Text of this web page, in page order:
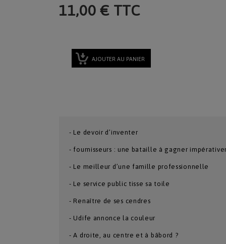
11,00 € TTC
AJOUTER AU PANIER
- Le devoir d’inventer
- fournisseurs : une bataille à gagner
- Le meilleur d’une famille professionnelle
- Le service public tisse sa toile
- Renaître de ses cendres
- Udife annonce la couleur
- A droite, au centre et à bâbord ?